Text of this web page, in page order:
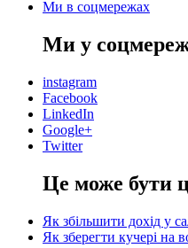
Ми в соцмережах
Ми у
instagram
Facebook
LinkedIn
Google+
Twitter
Це може бути
Як збільшити дохід у
Як зберегти кучері на